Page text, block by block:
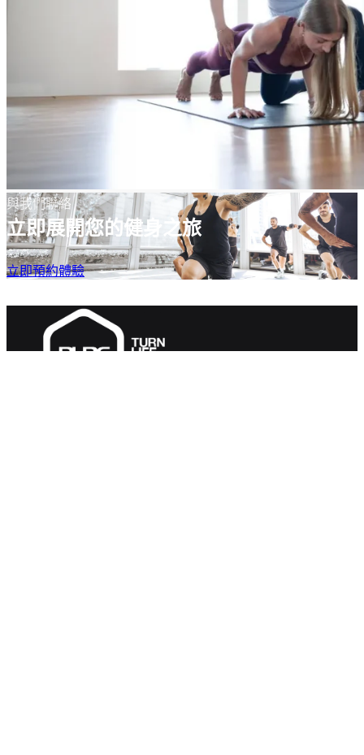
與我們聯絡
立即展開您的健身之旅
立即預約體驗